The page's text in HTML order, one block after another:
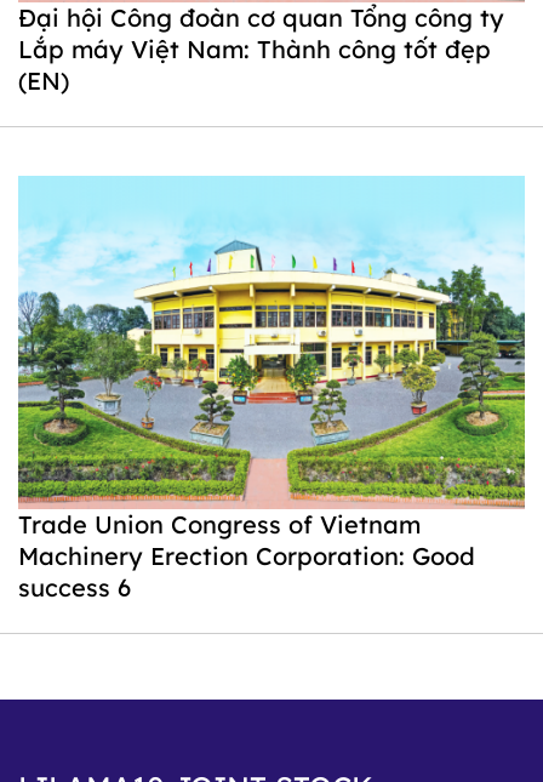
Đại hội Công đoàn cơ quan Tổng công ty
Lắp máy Việt Nam: Thành công tốt đẹp
(EN)
Trade Union Congress of Vietnam
Machinery Erection Corporation: Good
success 6